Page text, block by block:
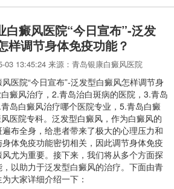
白癜风医院“今日宣布”-泛发
样调节身体免疫功能？
03 13:45:24 来源：青岛银康白癜风医院
院“今日宣布”-泛发型白癜风怎样调节身
癜风治疗，2.青岛治白斑病的医院，3.青岛
岛白癜风治疗哪个医院专业，5.青岛白癜
医院专科。泛发型白癜风，作为白癜风的
布全身，给患者带来了极大的心理压力和
体免疫功能密切相关，因此调节身体免疫
尤为重要。接下来，我们将从多个方面探
以助力于泛发型白癜风的治疗。下面由青
大家详细介绍一下：